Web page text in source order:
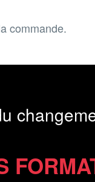
commande.